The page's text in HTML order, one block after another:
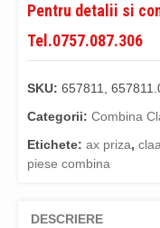
Pentru detalii si
Tel.0757.087.306
SKU: 657811,
Categorii: Combina
Etichete: ax priza,
piese combina
DESCRIERE